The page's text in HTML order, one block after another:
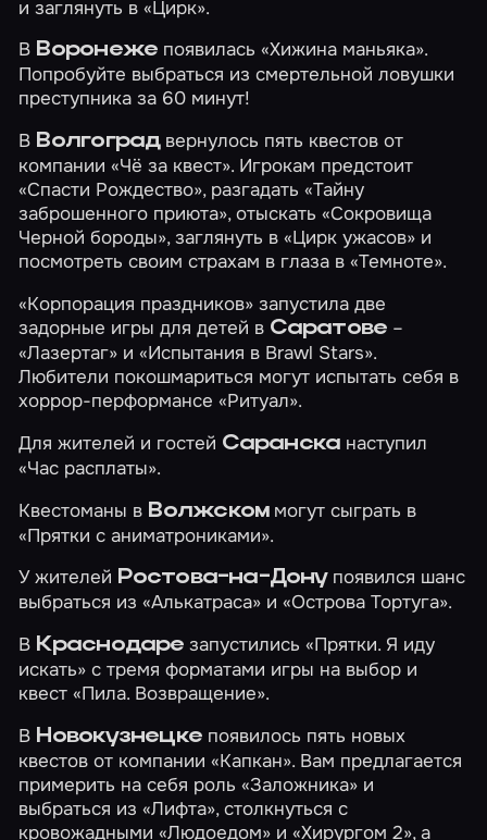
и заглянуть в«Цирк».
В Воронеже появилась«Хижина маньяка».
Попробуйте выбраться из смертельной ловушки
преступника за 60 минут!
В Волгоградвернулось пять квестов от
компании «Чё за квест». Игрокам предстоит
«Спасти Рождество», разгадать«Тайну
заброшенного приюта», отыскать«Сокровища
Черной бороды», заглянуть в«Цирк ужасов» и
посмотреть своим страхам в глаза в«Темноте».
«Корпорация праздников» запустила две
задорные игры для детей в Саратове –
«Лазертаг» и«Испытания в Brawl Stars».
Любители покошмариться могут испытать себя в
хоррор-перформансе«Ритуал».
Для жителей и гостей Саранска наступил
«Час расплаты».
Квестоманы в Волжском могут сыграть в
«Прятки с аниматрониками».
У жителей Ростова-на-Дону появился шанс
выбраться из«Алькатраса» и«Острова Тортуга».
В Краснодаре запустились «Прятки. Я иду
искать» с тремя форматами игры на выбор и
квест«Пила. Возвращение».
В Новокузнецке появилось пять новых
квестов от компании «Капкан». Вам предлагается
примерить на себя роль«Заложника» и
выбраться из«Лифта», столкнуться с
кровожадными«Людоедом» и«Хирургом 2», а